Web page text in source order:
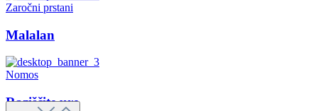
Zaročni prstani
Malalan
Nomos
Raziščite ure